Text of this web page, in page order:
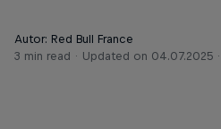
Autor: Red Bull France
3 min read
Updated on 04.07.2025